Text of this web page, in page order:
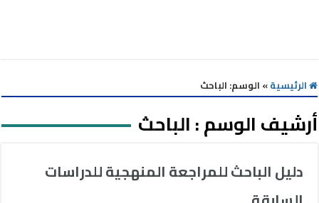
الرئيسية» الوسم: الباحث
أرشيف الوسم :الباحث
دليل الباحث للمراجعة المنهجية للدراسات